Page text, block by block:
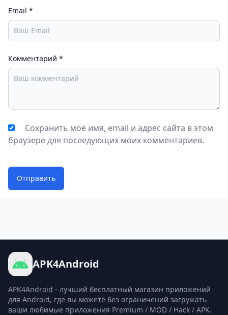
Email *
Комментарий *
Сохранить моё имя, email и адрес сайта в этом
браузере для последующих моих комментариев.
Отправить
APK4Android
APK4Android - лучший бесплатный магазин приложений
для Android, где вы можете без ограничений загружать
ваши любимые приложения Premium / MOD / Hack / APK.